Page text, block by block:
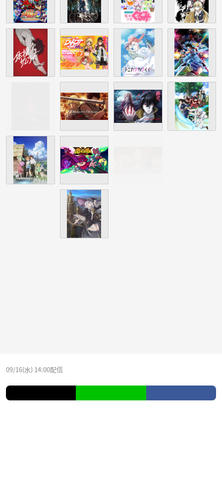
09/16(水) 14:00配信